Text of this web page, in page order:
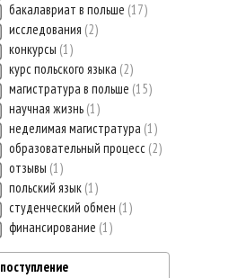
бакалавриат в польше 17
исследования 2
конкурсы 1
курс польского языка 2
магистратура в польше 15
научная жизнь 1
неделимая магистратура 1
образовательный процесс 2
отзывы 1
польский язык 1
студенческий обмен 1
финансирование 1
поступление